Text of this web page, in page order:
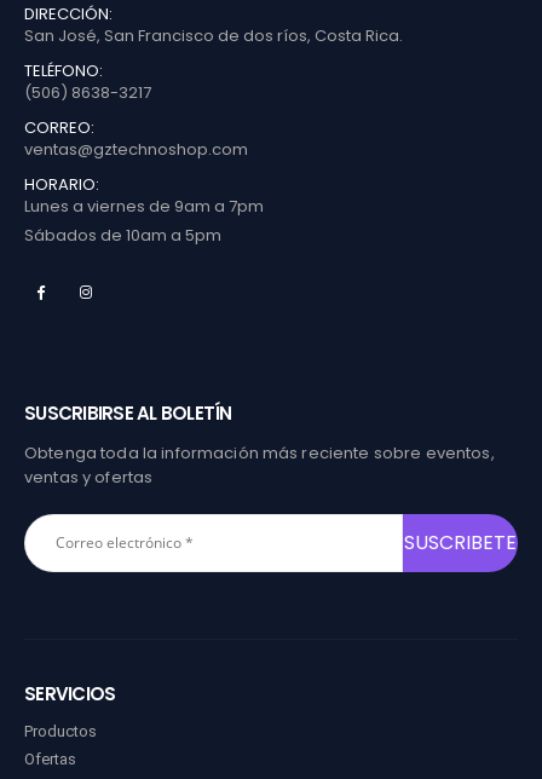
DIRECCIÓN:
San José, San Francisco de dos ríos, Costa Rica.
TELÉFONO:
(506) 8638-3217
CORREO:
ventas@gztechnoshop.com
HORARIO:
Lunes a viernes de 9am a 7pm
Sábados de 10am a 5pm
SUSCRIBIRSE AL BOLETÍN
Obtenga toda la información más reciente sobre eventos,
ventas y ofertas
SERVICIOS
Productos
Ofertas